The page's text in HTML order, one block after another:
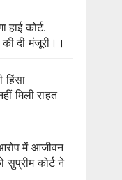
हाई कोर्ट.
दी मंजूरी।।
हिंसा
मिली राहत
में आजीवन
सुप्रीम कोर्ट ने